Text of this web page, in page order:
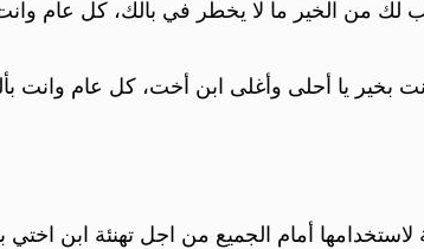
لك من الخير ما لا يخطر في بالك، كل عام
بخير يا أحلى وأغلى ابن أخت، كل عام وانت
لاستخدامها أمام الجميع من اجل تهنئة ابن